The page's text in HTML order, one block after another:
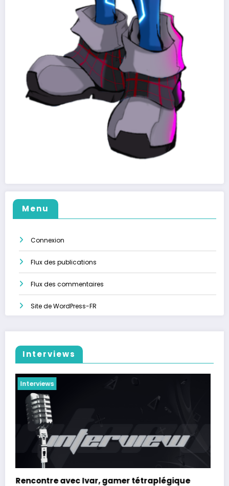
Menu
Connexion
Flux des publications
Flux des commentaires
Site de WordPress-FR
Interviews
Interviews
Rencontre avec Artcyan, Graphiste 3D